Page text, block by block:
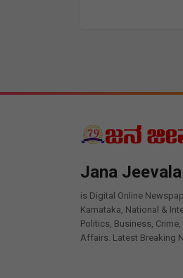
Jana
is Digital Online
Karnataka, National &
Politics, Business,
Affairs. Latest Breaking